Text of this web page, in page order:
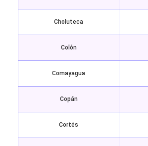
Choluteca
Colón
Comayagua
Copán
Cortés